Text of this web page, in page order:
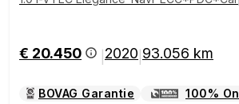
€ 20.450 2020 93.056 km
BOVAG Garantie 100%